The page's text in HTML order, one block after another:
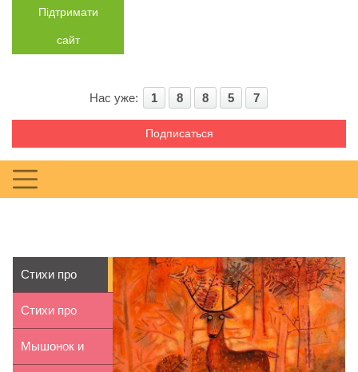
Підтримати
сайт
Нас уже: 1 8 8 5 7
Подписаться
Стихи про
осень для
детей 9-10 ...
Стихи про
море для
Мышонок и